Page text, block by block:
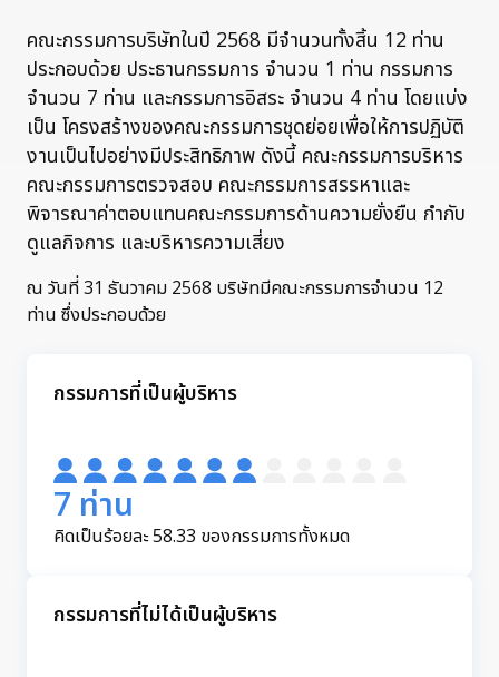
คณะกรรมการบริษัทในปี 2568 มีจำนวนทั้งสิ้น 12 ท่าน
ประกอบด้วย ประธานกรรมการ จำนวน 1 ท่าน กรรมการ
จำนวน 7 ท่าน และกรรมการอิสระ จำนวน 4 ท่าน โดยแบ่ง
เป็น โครงสร้างของคณะกรรมการชุดย่อยเพื่อให้การปฏิบัติ
งานเป็นไปอย่างมีประสิทธิภาพ ดังนี้ คณะกรรมการบริหาร
คณะกรรมการตรวจสอบ คณะกรรมการสรรหาและ
พิจารณาค่าตอบแทนคณะกรรมการด้านความยั่งยืน กำกับ
ดูแลกิจการ และบริหารความเสี่ยง
ณ วันที่ 31 ธันวาคม 2568 บริษัทมีคณะกรรมการจำนวน 12
ท่าน ซึ่งประกอบด้วย
กรรมการที่เป็นผู้บริหาร
7 ท่าน
คิดเป็นร้อยละ 58.33 ของกรรมการทั้งหมด
กรรมการที่ไม่ได้เป็นผู้บริหาร